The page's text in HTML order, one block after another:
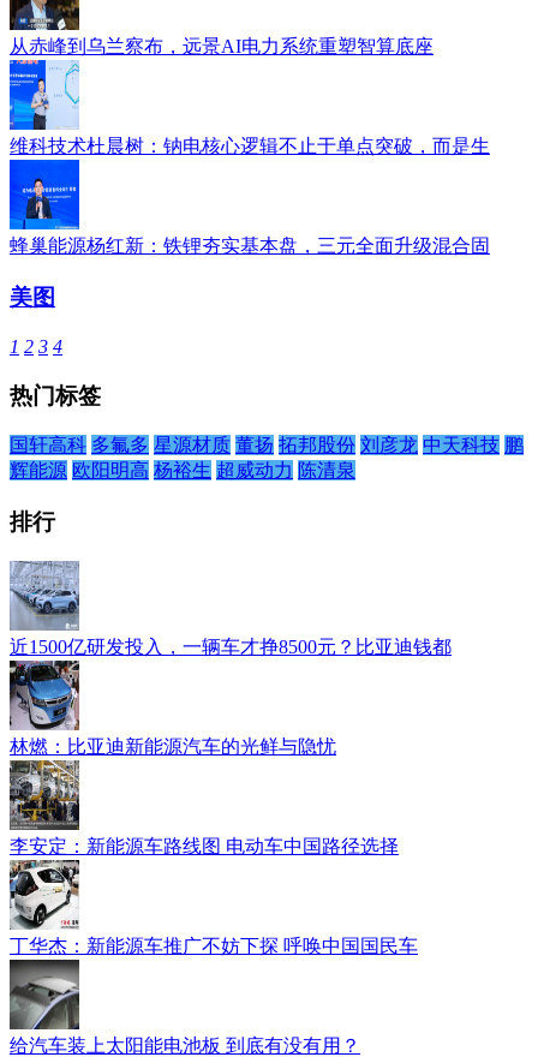
从赤峰到乌兰察布，远景AI电力系统重塑智算底座
维科技术杜晨树：钠电核心逻辑不止于单点突破，而是生
蜂巢能源杨红新：铁锂夯实基本盘，三元全面升级混合固
美图
1 2 3 4
热门标签
国轩高科 多氟多 星源材质 董扬 拓邦股份 刘彦龙 中天科技 鹏
辉能源 欧阳明高 杨裕生 超威动力 陈清泉
排行
近1500亿研发投入，一辆车才挣8500元？比亚迪钱都
林燃：比亚迪新能源汽车的光鲜与隐忧
李安定：新能源车路线图 电动车中国路径选择
丁华杰：新能源车推广不妨下探 呼唤中国国民车
给汽车装上太阳能电池板 到底有没有用？